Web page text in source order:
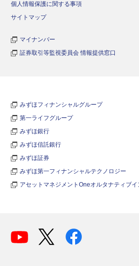
個人情報保護に関する事項
サイトマップ
マイナンバー
証券取引等監視委員会 情報提供窓口
みずほフィナンシャルグループ
第一ライフグループ
みずほ銀行
みずほ信託銀行
みずほ証券
みずほ第一フィナンシャルテクノロジー
アセットマネジメントOneオルタナティブ